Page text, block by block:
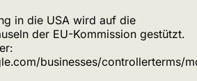
in die USA wird auf die
der EU-Kommission gestützt.
businesses/controllerterms/